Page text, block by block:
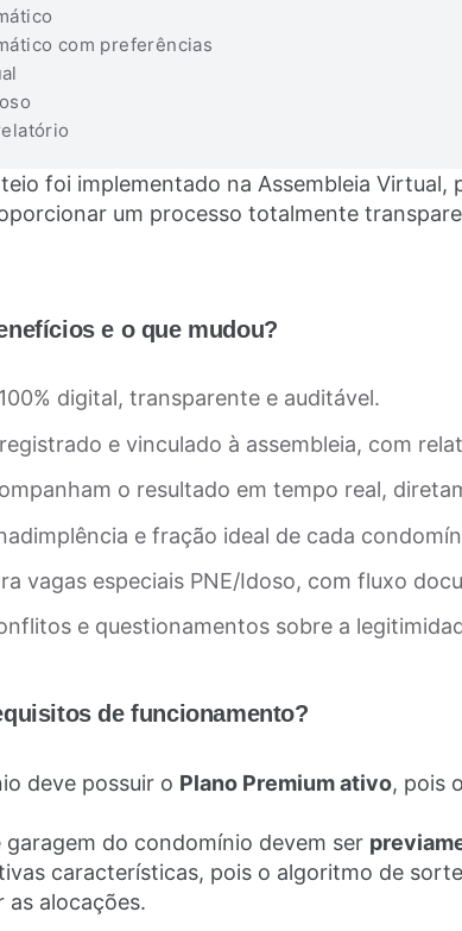
com preferências
foi implementado na Assembleia Virtual,
um processo totalmente
e o que mudou?
digital, transparente e auditável.
e vinculado à assembleia, com
o resultado em tempo real,
e fração ideal de cada
vagas especiais PNE/Idoso, com fluxo
e questionamentos sobre a
de funcionamento?
deve possuir o Plano Premium ativo, pois
garagem do condomínio devem ser
características, pois o algoritmo de
as alocações.